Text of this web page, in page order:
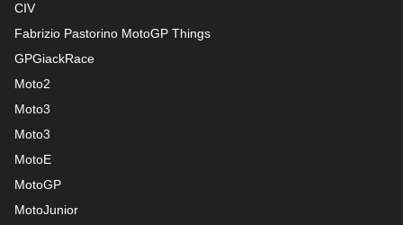
CIV
Fabrizio Pastorino MotoGP Things
GPGiackRace
Moto2
Moto3
Moto3
MotoE
MotoGP
MotoJunior